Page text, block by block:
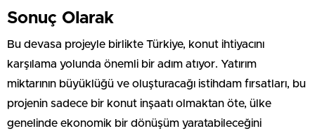
Sonuç Olarak
Bu devasa projeyle birlikte Türkiye, konut ihtiyacını
karşılama yolunda önemli bir adım atıyor. Yatırım
miktarının büyüklüğü ve oluşturacağı istihdam fırsatları, bu
projenin sadece bir konut inşaatı olmaktan öte, ülke
genelinde ekonomik bir dönüşüm yaratabileceğini